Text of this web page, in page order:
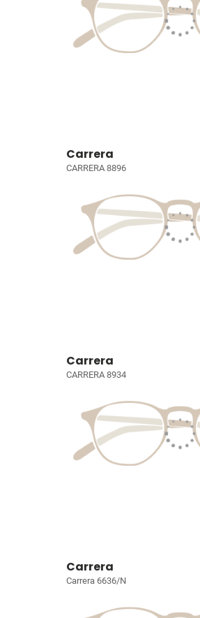
Carrera
CARRERA 8896
Carrera
CARRERA 8934
Carrera
Carrera 6636/N